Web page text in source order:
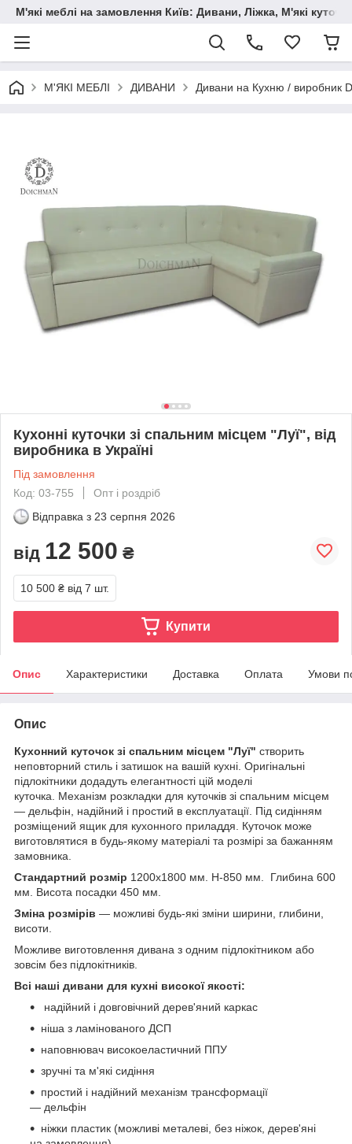
М'які меблі на замовлення Київ: Дивани, Ліжка, М'які
М'ЯКІ МЕБЛІ ДИВАНИ Дивани на Кухню / виробник
Кухонні куточки зі спальним місцем "Луї", від
виробника в Україні
Під замовлення
Код: 03-755
Опт і роздріб
Відправка з 23 серпня 2026
від 12 500 ₴
10 500 ₴ від 7 шт.
Купити
Опис Характеристики Доставка Оплата Умови
Опис
Кухонний куточок зі спальним місцем "Луї" створить
неповторний стиль і затишок на вашій кухні. Оригінальні
підлокітники додадуть елегантності цій моделі
куточка. Механізм розкладки для куточків зі спальним місцем
— дельфін, надійний і простий в експлуатації. Під сидінням
розміщений ящик для кухонного приладдя. Куточок може
виготовлятися в будь-якому матеріалі та розмірі за бажанням
замовника.
Стандартний розмір 1200х1800 мм. Н-850 мм. Глибина 600
мм. Висота посадки 450 мм.
Зміна розмірів — можливі будь-які зміни ширини, глибини,
висоти.
Можливе виготовлення дивана з одним підлокітником або
зовсім без підлокітників.
Всі наші дивани для кухні високої якості:
надійний і довговічний дерев'яний каркас
ніша з ламінованого ДСП
наповнювач високоеластичний ППУ
зручні та м'які сидіння
простий і надійний механізм трансформації
— дельфін
ніжки пластик (можливі металеві, без ніжок, дерев'яні